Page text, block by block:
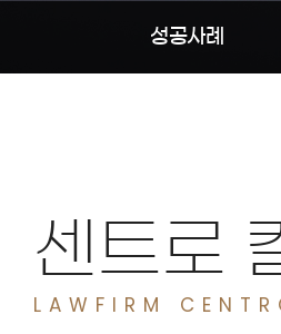
성공사례
센트로